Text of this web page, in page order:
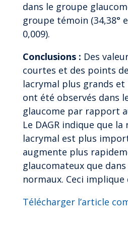
dans le groupe
groupe témoin (34,38°
0,009).
Conclusions : Des
courtes et des points
lacrymal plus grands
ont été observés dans
glaucome par rapport
Le DAGR indique que
lacrymal est plus
augmente plus
glaucomateux que dans
normaux. Ceci implique
Télécharger l’article